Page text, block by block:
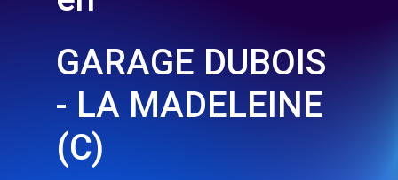
GARAGE DUBOIS
- LA MADELEINE
(C)